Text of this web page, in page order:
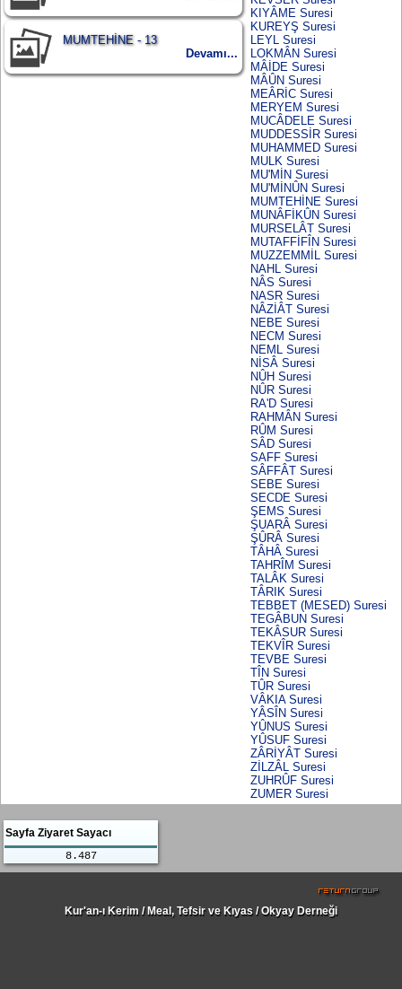
MUMTEHİNE - 13
Devamı...
KIYÂME Suresi
KUREYŞ Suresi
LEYL Suresi
LOKMÂN Suresi
MÂİDE Suresi
MÂÛN Suresi
MEÂRİC Suresi
MERYEM Suresi
MUCÂDELE Suresi
MUDDESSİR Suresi
MUHAMMED Suresi
MULK Suresi
MU'MİN Suresi
MU'MİNÛN Suresi
MUMTEHİNE Suresi
MUNÂFİKÛN Suresi
MURSELÂT Suresi
MUTAFFİFÎN Suresi
MUZZEMMİL Suresi
NAHL Suresi
NÂS Suresi
NASR Suresi
NÂZİÂT Suresi
NEBE Suresi
NECM Suresi
NEML Suresi
NİSÂ Suresi
NÛH Suresi
NÛR Suresi
RA'D Suresi
RAHMÂN Suresi
RÛM Suresi
SÂD Suresi
SAFF Suresi
SÂFFÂT Suresi
SEBE Suresi
SECDE Suresi
ŞEMS Suresi
ŞUARÂ Suresi
ŞÛRÂ Suresi
TÂHÂ Suresi
TAHRÎM Suresi
TALÂK Suresi
TÂRIK Suresi
TEBBET (MESED) Suresi
TEGÂBUN Suresi
TEKÂSUR Suresi
TEKVÎR Suresi
TEVBE Suresi
TÎN Suresi
TÛR Suresi
VÂKIA Suresi
YÂSÎN Suresi
YÛNUS Suresi
YÛSUF Suresi
ZÂRİYÂT Suresi
ZİLZÂL Suresi
ZUHRÛF Suresi
ZUMER Suresi
Sayfa Ziyaret Sayacı
8.487
Kur'an-ı Kerim / Meal, Tefsir ve Kıyas / Okyay Derneği